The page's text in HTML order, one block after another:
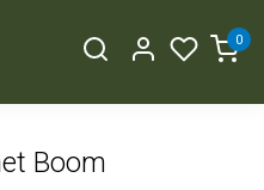
0
Boom